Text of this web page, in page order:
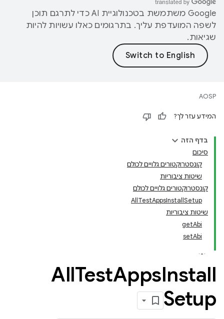
‫Google משתמשת בטכנולוגיית AI כדי לתרגם תוכן
לשפה המועדפת עליך. בתרגומים כאלו עשויות להיות
שגיאות.
AOSP
המידע עזר לך?
בדף הזה
סיכום
קונסטרוקטורים גלויים לכולם
שיטות ציבוריות
קונסטרוקטורים גלויים לכולם
AllTestAppsInstallSetup
שיטות ציבוריות
getAbi
setAbi
AllTestAppsInstall
Setup